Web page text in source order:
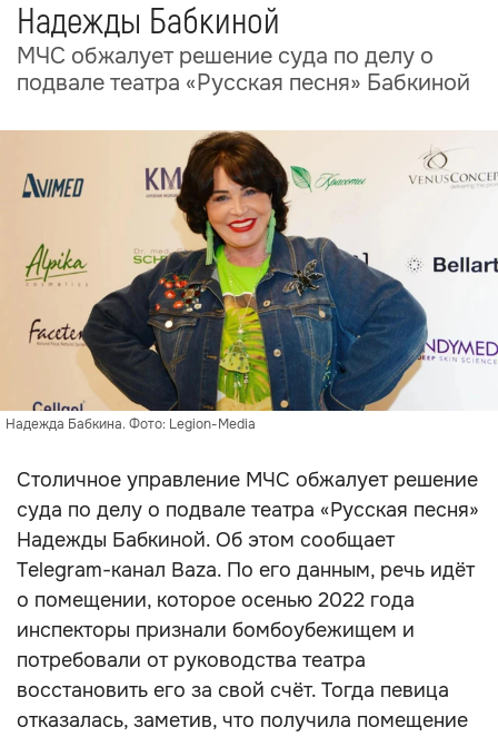
Надежды Бабкиной
МЧС обжалует решение суда по делу о
подвале театра «Русская песня» Бабкиной
Надежда Бабкина. Фото: Legion-Media
Столичное управление МЧС обжалует решение
суда по делу о подвале театра «Русская песня»
Надежды Бабкиной. Об этом сообщает
Telegram-канал Baza. По его данным, речь идёт
о помещении, которое осенью 2022 года
инспекторы признали бомбоубежищем и
потребовали от руководства театра
восстановить его за свой счёт. Тогда певица
отказалась, заметив, что получила помещение